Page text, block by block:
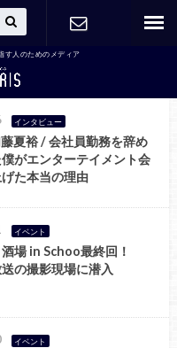
す人のためのメディア
インタビュー
夏裕 / 会社員勤務を辞め
がエンターテイメント会
た本当の理由
イベント
場 in Schoo最終回！
の撮影現場に潜入
イベント